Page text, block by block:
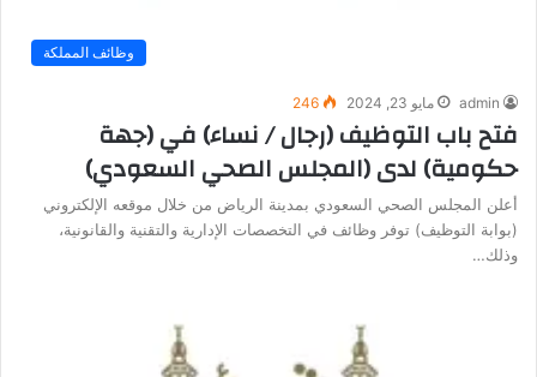
وظائف المملكة
admin مايو 23, 2024 246
فتح باب التوظيف (رجال / نساء) في (جهة
حكومية) لدى (المجلس الصحي السعودي)
أعلن المجلس الصحي السعودي بمدينة الرياض من خلال موقعه الإلكتروني
(بوابة التوظيف) توفر وظائف في التخصصات الإدارية والتقنية والقانونية،
وذلك…